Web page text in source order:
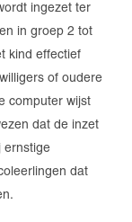
ingezet ter
in groep 2 tot
kind effectief
of oudere
computer wijst
dat de inzet
ernstige
dat